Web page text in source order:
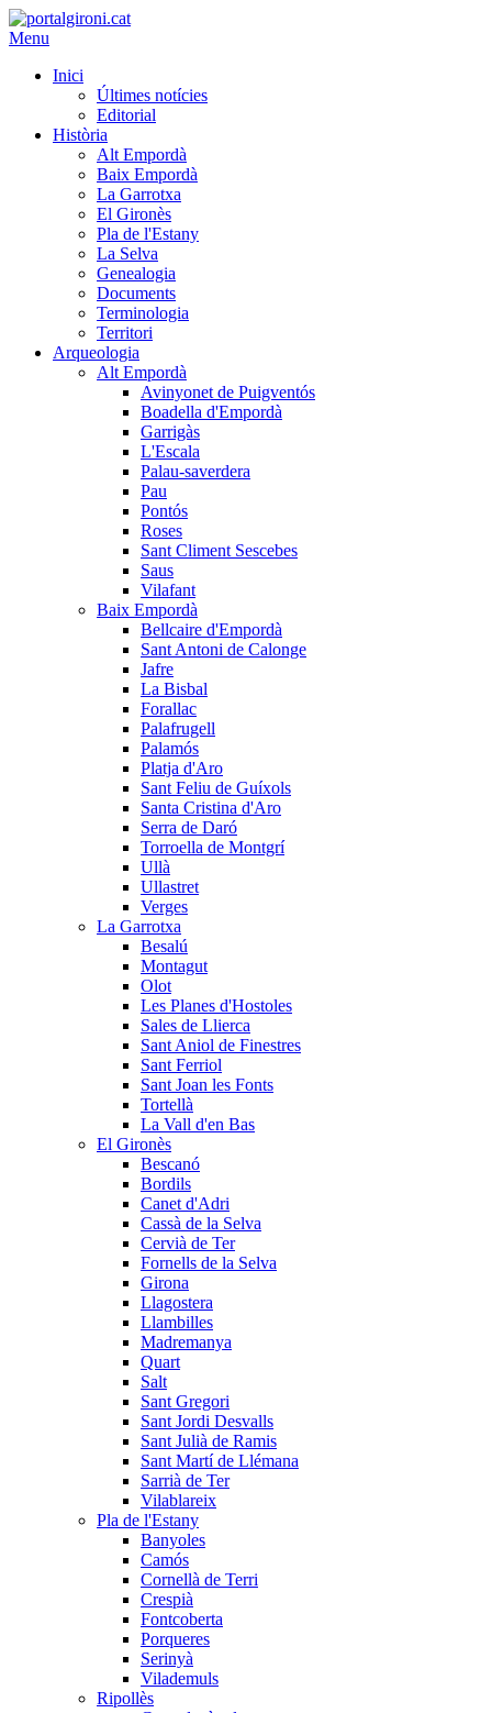
Menu
Inici
Últimes notícies
Editorial
Història
Alt Empordà
Baix Empordà
La Garrotxa
El Gironès
Pla de l'Estany
La Selva
Genealogia
Documents
Terminologia
Territori
Arqueologia
Alt Empordà
Avinyonet de Puigventós
Boadella d'Empordà
Garrigàs
L'Escala
Palau-saverdera
Pau
Pontós
Roses
Sant Climent Sescebes
Saus
Vilafant
Baix Empordà
Bellcaire d'Empordà
Sant Antoni de Calonge
Jafre
La Bisbal
Forallac
Palafrugell
Palamós
Platja d'Aro
Sant Feliu de Guíxols
Santa Cristina d'Aro
Serra de Daró
Torroella de Montgrí
Ullà
Ullastret
Verges
La Garrotxa
Besalú
Montagut
Olot
Les Planes d'Hostoles
Sales de Llierca
Sant Aniol de Finestres
Sant Ferriol
Sant Joan les Fonts
Tortellà
La Vall d'en Bas
El Gironès
Bescanó
Bordils
Canet d'Adri
Cassà de la Selva
Cervià de Ter
Fornells de la Selva
Girona
Llagostera
Llambilles
Madremanya
Quart
Salt
Sant Gregori
Sant Jordi Desvalls
Sant Julià de Ramis
Sant Martí de Llémana
Sarrià de Ter
Vilablareix
Pla de l'Estany
Banyoles
Camós
Cornellà de Terri
Crespià
Fontcoberta
Porqueres
Serinyà
Vilademuls
Ripollès